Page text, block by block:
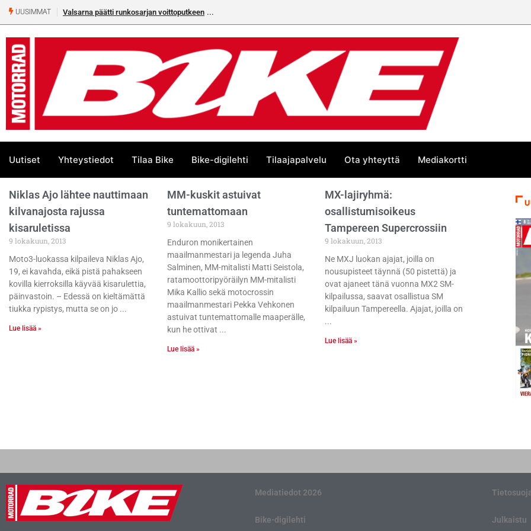
UUSIMMAT Valsarna päätti runkosarjan voittoputkeen
Uutiset Yhteystiedot Tilaa Bike Bike-digilehti Tilaajapalvelu Ota yhteyttä Mediakortti
Niklas Ajo lähtee nauttimaan
kilvanajosta rajussa
kisaruletissa
9 lokakuun, 2013
Moto3-luokassa kilpaileva Niklas Ajo,
19, ei kavahda, eikä pistä pahakseen
kovilla kierroksilla käyvää kisarulettia,
päinvastoin. – Edessä on kieltämättä
tiukka rypistys, mutta se on jo
Lue lisää »
MM-kuskit astuivat
tuntemattomaan
9 lokakuun, 2013
Enduron monikertainen
maailmanmestari ja legenda Juha
Salminen, MM-mitalisti Matti Seistola,
ratamoottoripyöräilyn MM-mitalisti
Mika Kallio sekä motocrossin
maailmanmestari Pekka Vehkonen
astuivat tuntemattomalle maaperälle,
kun he ottivat
Lue lisää »
MX-lajiryhmä:
osallistumisoikeus
Tampereen Supercrossiin
9 lokakuun, 2013
Ne MXJ luokan ajajat, joilla on
nousupisteet täynnä (50 pistettä) ja
ovat ajaneet tänä vuonna MX2 SM-
kilpailussa, saavat osallistua SM
kilpailuun Tampereella. Ajajat, joilla on
Lue lisää »
Mediatiedot 2026
Bike-digilehti Julkaistu